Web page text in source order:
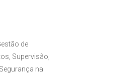
de
Supervisão,
na